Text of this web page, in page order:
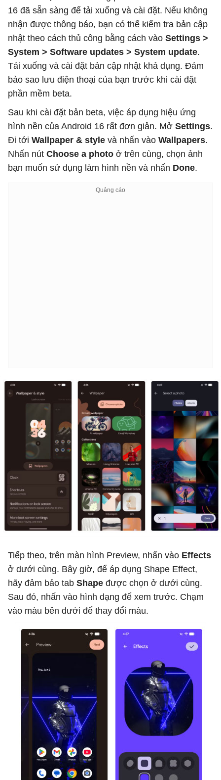
16 đã sẵn sàng để tải xuống và cài đặt. Nếu không
nhận được thông báo, bạn có thể kiểm tra bản cập
nhật theo cách thủ công bằng cách vào Settings >
System > Software updates > System update.
Tải xuống và cài đặt bản cập nhật khả dụng. Đảm
bảo sao lưu điện thoại của bạn trước khi cài đặt
phần mềm beta.
Sau khi cài đặt bản beta, việc áp dụng hiệu ứng
hình nền của Android 16 rất đơn giản. Mở Settings.
Đi tới Wallpaper & style và nhấn vào Wallpapers.
Nhấn nút Choose a photo ở trên cùng, chọn ảnh
bạn muốn sử dụng làm hình nền và nhấn Done.
Tiếp theo, trên màn hình Preview, nhấn vào Effects
ở dưới cùng. Bây giờ, để áp dụng Shape Effect,
hãy đảm bảo tab Shape được chọn ở dưới cùng.
Sau đó, nhấn vào hình dạng để xem trước. Chạm
vào màu bên dưới để thay đổi màu.